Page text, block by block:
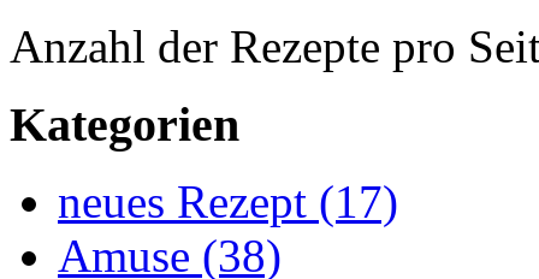
Anzahl der Rezepte pro
Kategorien
neues Rezept (17)
Amuse (38)